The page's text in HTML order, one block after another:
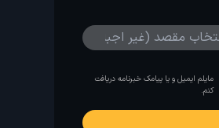
مایلم ایمیل و یا پیامک خبرنامه دریافت
کنم.